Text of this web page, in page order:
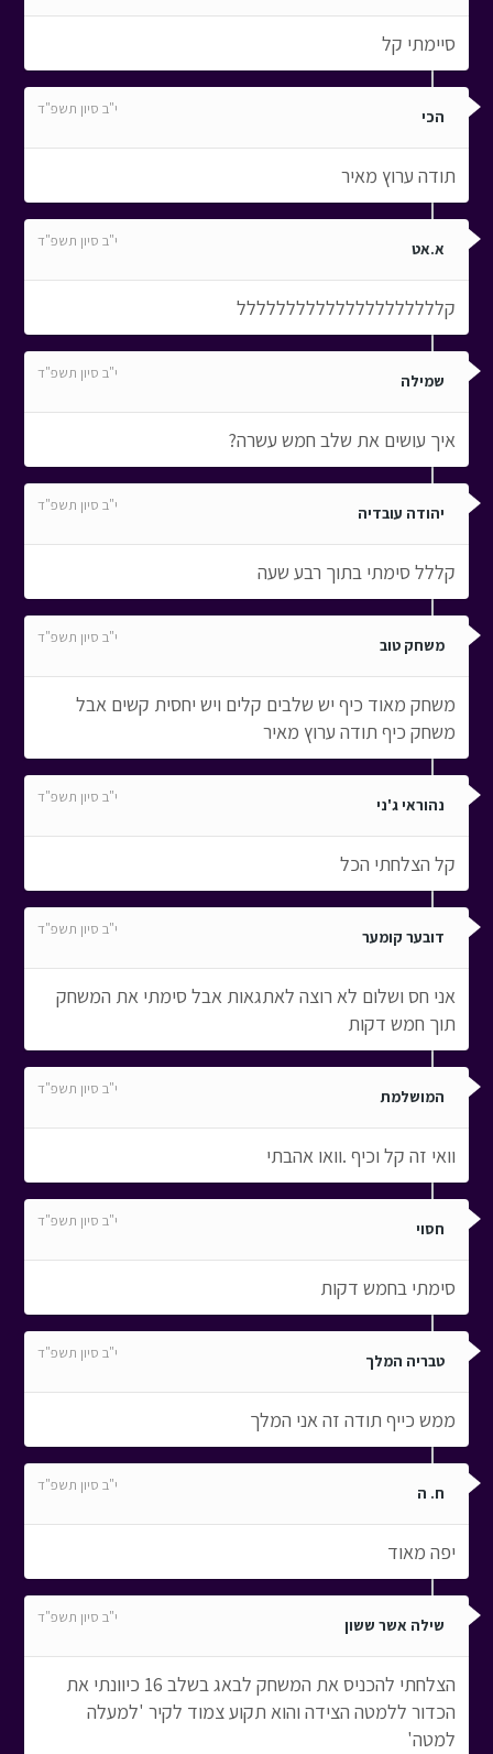
סיימתי קל
הכי י"ב סיון תשפ"ד
תודה ערוץ מאיר
א.אט י"ב סיון תשפ"ד
קללללללללללללללללללללל
שמילה י"ב סיון תשפ"ד
איך עושים את שלב חמש עשרה?
יהודה עובדיה י"ב סיון תשפ"ד
קללל סימתי בתוך רבע שעה
משחק טוב י"ב סיון תשפ"ד
משחק מאוד כיף יש שלבים קלים ויש יחסית קשים אבל
משחק כיף תודה ערוץ מאיר
נהוראי ג'ני י"ב סיון תשפ"ד
קל הצלחתי הכל
דובער קומער י"ב סיון תשפ"ד
אני חס ושלום לא רוצה לאתגאות אבל סימתי את המשחק
תוך חמש דקות
המושלמת י"ב סיון תשפ"ד
וואי זה קל וכיף .וואו אהבתי
חסוי י"ב סיון תשפ"ד
סימתי בחמש דקות
טבריה המלך י"ב סיון תשפ"ד
ממש כייף תודה זה אני המלך
ח. ה י"ב סיון תשפ"ד
יפה מאוד
שילה אשר ששון י"ב סיון תשפ"ד
הצלחתי להכניס את המשחק לבאג בשלב 16 כיוונתי את
הכדור ללמטה הצידה והוא תקוע צמוד לקיר 'למעלה
למטה'